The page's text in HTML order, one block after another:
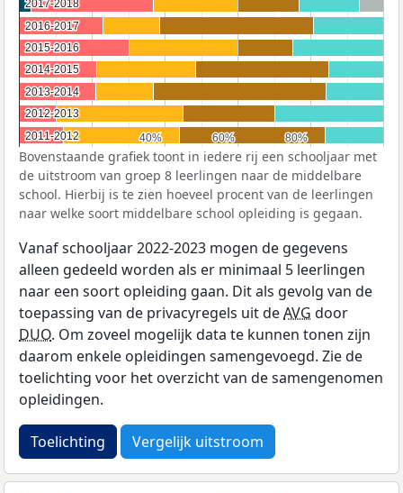
40%
40% 60%
60% 80%
80%
2017-2018
2017-2018
2016-2017
2016-2017
2015-2016
2015-2016
2014-2015
2014-2015
2013-2014
2013-2014
2012-2013
2012-2013
2011-2012
2011-2012
Bovenstaande grafiek toont in iedere rij een schooljaar met
de uitstroom van groep 8 leerlingen naar de middelbare
school. Hierbij is te zien hoeveel procent van de leerlingen
naar welke soort middelbare school opleiding is gegaan.
Vanaf schooljaar 2022-2023 mogen de gegevens
alleen gedeeld worden als er minimaal 5 leerlingen
naar een soort opleiding gaan. Dit als gevolg van de
toepassing van de privacyregels uit deAVG door
DUO. Om zoveel mogelijk data te kunnen tonen zijn
daarom enkele opleidingen samengevoegd. Zie de
toelichting voor het overzicht van de samengenomen
opleidingen.
Toelichting Vergelijk uitstroom